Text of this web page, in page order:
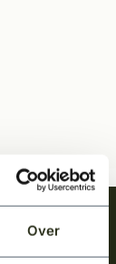
Over
nieuws